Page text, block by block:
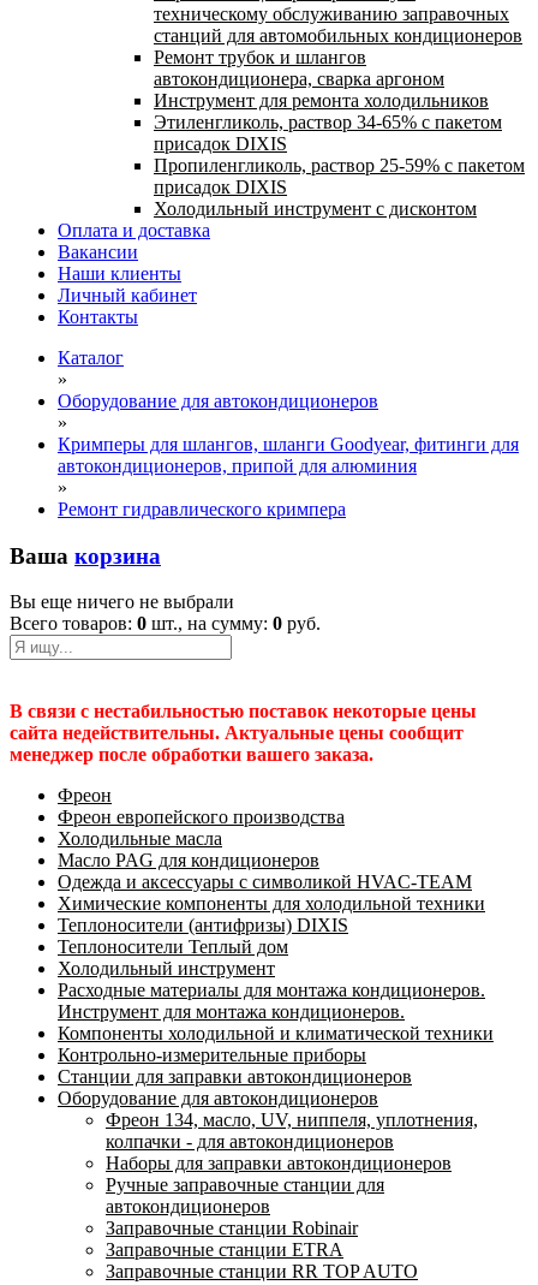
техническому обслуживанию заправочных
станций для автомобильных кондиционеров
Ремонт трубок и шлангов
автокондиционера, сварка аргоном
Инструмент для ремонта холодильников
Этиленгликоль, раствор 34-65% с пакетом
присадок DIXIS
Пропиленгликоль, раствор 25-59% с пакетом
присадок DIXIS
Холодильный инструмент с дисконтом
Оплата и доставка
Вакансии
Наши клиенты
Личный кабинет
Контакты
Каталог
»
Оборудование для автокондиционеров
»
Кримперы для шлангов, шланги Goodyear, фитинги для
автокондиционеров, припой для алюминия
»
Ремонт гидравлического кримпера
Ваша корзина
Вы еще ничего не выбрали
Всего товаров: 0 шт., на сумму: 0 руб.
В связи с нестабильностью поставок некоторые цены
сайта недействительны. Актуальные цены сообщит
менеджер после обработки вашего заказа.
Фреон
Фреон европейского производства
Холодильные масла
Масло PAG для кондиционеров
Одежда и аксессуары с символикой HVAC-TEAM
Химические компоненты для холодильной техники
Теплоносители (антифризы) DIXIS
Теплоносители Теплый дом
Холодильный инструмент
Расходные материалы для монтажа кондиционеров.
Инструмент для монтажа кондиционеров.
Компоненты холодильной и климатической техники
Контрольно-измерительные приборы
Станции для заправки автокондиционеров
Оборудование для автокондиционеров
Фреон 134, масло, UV, ниппеля, уплотнения,
колпачки - для автокондиционеров
Наборы для заправки автокондиционеров
Ручные заправочные станции для
автокондиционеров
Заправочные станции Robinair
Заправочные станции ETRA
Заправочные станции RR TOP AUTO